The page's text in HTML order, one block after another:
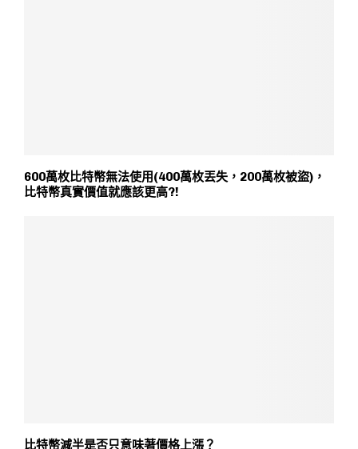
600萬枚比特幣無法使用(400萬枚丟失，200萬枚被盜)，
比特幣真實價值就應該更高?!
比特幣減半是否只意味著價格上漲？